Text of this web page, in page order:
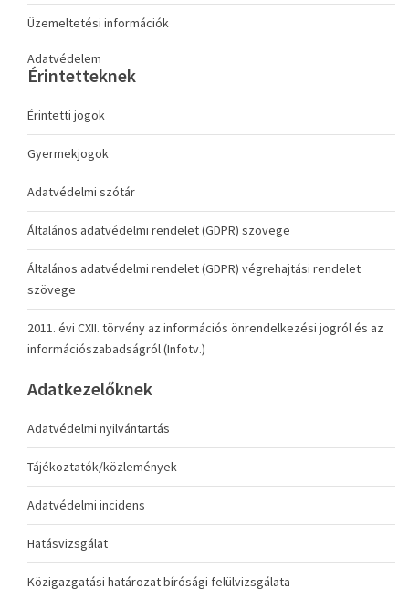
Üzemeltetési információk
Adatvédelem
Érintetteknek
Érintetti jogok
Gyermekjogok
Adatvédelmi szótár
Általános adatvédelmi rendelet (GDPR) szövege
Általános adatvédelmi rendelet (GDPR) végrehajtási rendelet
szövege
2011. évi CXII. törvény az információs önrendelkezési jogról és az
információszabadságról (Infotv.)
Adatkezelőknek
Adatvédelmi nyilvántartás
Tájékoztatók/közlemények
Adatvédelmi incidens
Hatásvizsgálat
Közigazgatási határozat bírósági felülvizsgálata